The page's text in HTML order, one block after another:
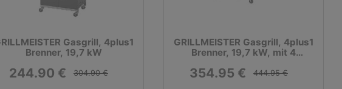
Gasgrill, 4plus1
Brenner, 19,7 kW
244.90 € 304.90 €
GRILLMEISTER Gasgrill, 4plus1
Brenner, 19,7 kW, mit 4
354.95 € 444.95 €